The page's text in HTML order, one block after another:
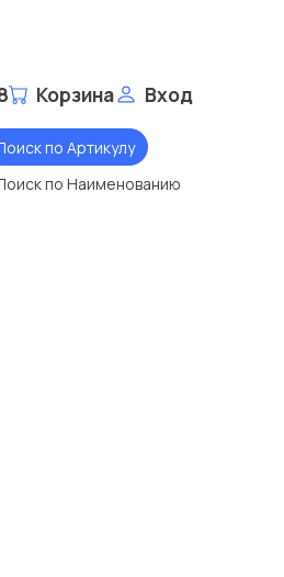
Корзина Вход
по Артикулу
по Наименованию